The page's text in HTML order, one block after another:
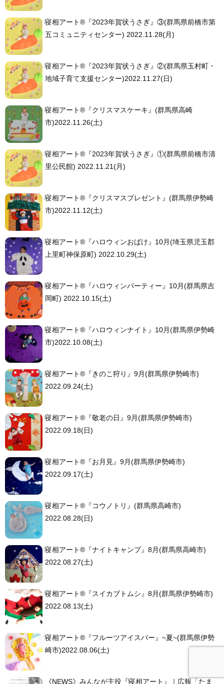
寝相アート®︎『2023年賀状うさぎ』③(群馬県前橋市第
五コミュニティセンター) 2022.11.28(月)
寝相アート®︎『2023年賀状うさぎ』②(群馬県玉村町・
地域子育て支援センター)2022.11.27(日)
寝相アート®︎『クリスマスケーキ』(群馬県高崎
市)2022.11.26(土)
寝相アート®︎『2023年賀状うさぎ』①(群馬県前橋市清
里公民館) 2022.11.21(月)
寝相アート®︎『クリスマスプレゼント』(群馬県伊勢崎
市)2022.11.12(土)
寝相アート®︎『ハロウィンおばけ』10月(埼玉県児玉郡
上里町神保原町) 2022.10.29(土)
寝相アート®︎『ハロウィンパーティー』10月(群馬県吉
岡町) 2022.10.15(土)
寝相アート®︎『ハロウィンナイト』10月(群馬県伊勢崎
市)2022.10.08(土)
寝相アート®︎『きのこ狩り』9月(群馬県伊勢崎市)
2022.09.24(土)
寝相アート®︎『敬老の日』9月(群馬県伊勢崎市)
2022.09.18(日)
寝相アート®︎『お月見』9月(群馬県伊勢崎市)
2022.09.17(土)
寝相アート®︎『コウノトリ』(群馬県高崎市)
2022.08.28(日)
寝相アート®︎『ナイトキャンプ』8月(群馬県高崎市)
2022.08.27(土)
寝相アート®︎『スイカブトムシ』8月(群馬県伊勢崎市)
2022.08.13(土)
寝相アート®︎『フルーツアイスバー』~夏~(群馬県伊勢
崎市)2022.08.06(土)
《NEWS》みんなが主役『寝相アート』｜広報「たま